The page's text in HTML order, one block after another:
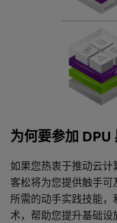
为何要参加 DPU
如果您热衷于推动云计
客松将为您提供触手
所需的动手实践技能
术，帮助您提升基础设